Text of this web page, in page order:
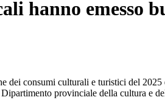
hanno emesso
consumi culturali e turistici del
provinciale della cultura e